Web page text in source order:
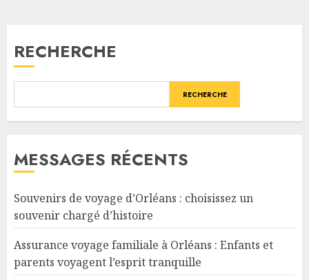
RECHERCHE
RECHERCHE
MESSAGES RÉCENTS
Souvenirs de voyage d’Orléans : choisissez un
souvenir chargé d’histoire
Assurance voyage familiale à Orléans : Enfants et
parents voyagent l’esprit tranquille